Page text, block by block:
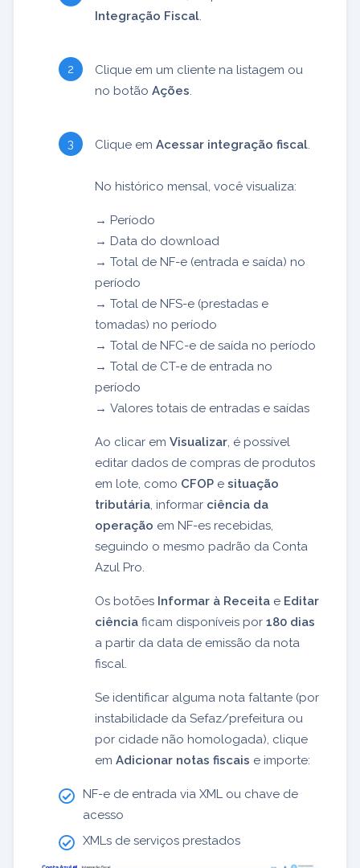
Integração Fiscal.
Clique em um cliente na listagem ou
no botão Ações.
Clique em Acessar integração fiscal.
No histórico mensal, você visualiza:
→ Período
→ Data do download
→ Total de NF-e (entrada e saída) no
período
→ Total de NFS-e (prestadas e
tomadas) no período
→ Total de NFC-e de saída no período
→ Total de CT-e de entrada no
período
→ Valores totais de entradas e saídas
Ao clicar em Visualizar, é possível
editar dados de compras de produtos
em lote, como CFOP e situação
tributária, informar ciência da
operação em NF-es recebidas,
seguindo o mesmo padrão da Conta
Azul Pro.
Os botões Informar à Receita e Editar
ciência ficam disponíveis por 180 dias
a partir da data de emissão da nota
fiscal.
Se identificar alguma nota faltante (por
instabilidade da Sefaz/prefeitura ou
por cidade não homologada), clique
em Adicionar notas fiscais e importe:
NF-e de entrada via XML ou chave de
acesso
XMLs de serviços prestados